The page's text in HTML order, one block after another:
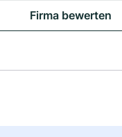
Firma bewerten